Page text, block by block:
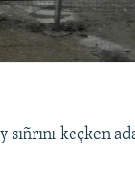
sıñrını keçken